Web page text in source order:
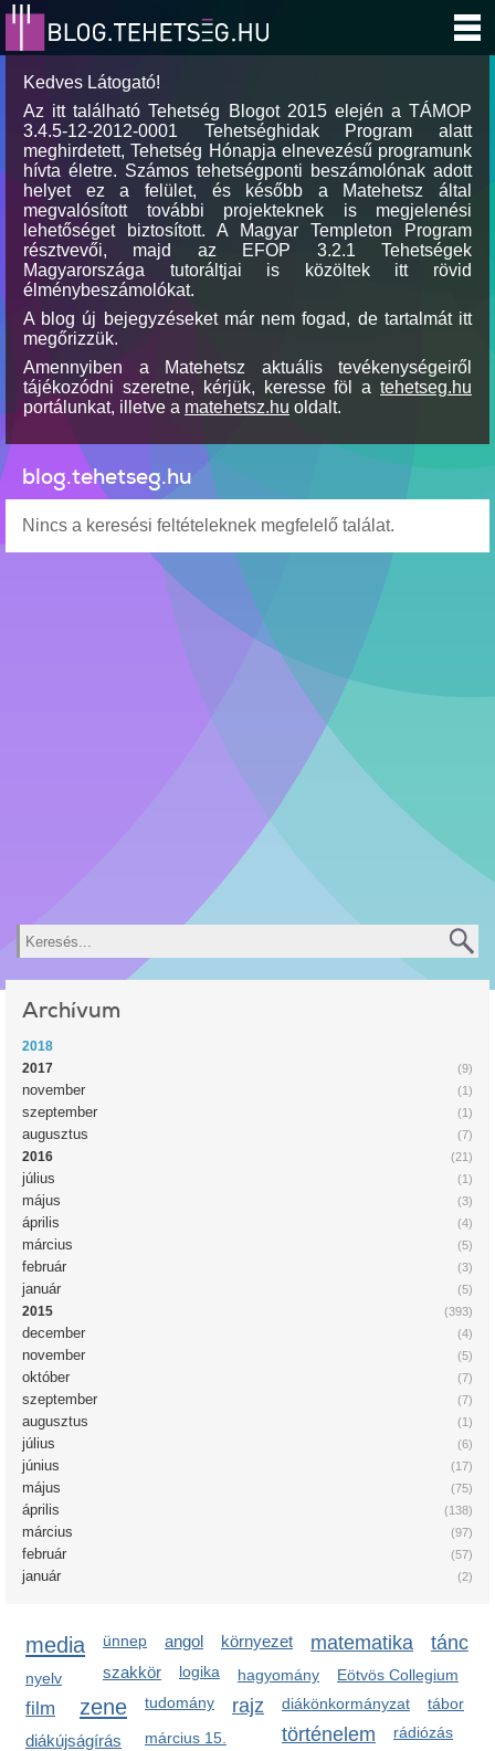
Kedves Látogató!
Az itt található Tehetség Blogot 2015 elején a TÁMOP
3.4.5-12-2012-0001 Tehetséghidak Program alatt
meghirdetett, Tehetség Hónapja elnevezésű programunk
hívta életre. Számos tehetségponti beszámolónak adott
helyet ez a felület, és később a Matehetsz által
megvalósított további projekteknek is megjelenési
lehetőséget biztosított. A Magyar Templeton Program
résztvevői, majd az EFOP 3.2.1 Tehetségek
Magyarországa tutoráltjai is közöltek itt rövid
élménybeszámolókat.
A blog új bejegyzéseket már nem fogad, de tartalmát itt
megőrizzük.
Amennyiben a Matehetsz aktuális tevékenységeiről
tájékozódni szeretne, kérjük, keresse föl a tehetseg.hu
portálunkat, illetve a matehetsz.hu oldalt.
blog.tehetseg.hu
Nincs a keresési feltételeknek megfelelő találat.
Keresés
Archívum
2018
(9)
2017
(1)
november
(1)
szeptember
(7)
augusztus
(21)
2016
(1)
július
(3)
május
(4)
április
(5)
március
(3)
február
(5)
január
(393)
2015
(4)
december
(5)
november
(7)
október
(7)
szeptember
(1)
augusztus
(6)
július
(17)
június
(75)
május
(138)
április
(97)
március
(57)
február
(2)
január
media ünnep angol környezet matematika tánc
szakkör logika hagyomány Eötvös Collegium
nyelv
zene tudomány rajz diákönkormányzat
történelem
március 15.
diákújságírás rádiózás
film tábor